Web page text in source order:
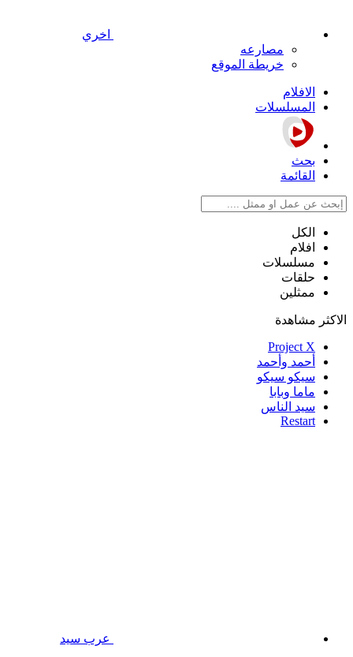
اخري
مصارعه
خريطة الموقع
الافلام
المسلسلات
بحث
القائمة
الكل
افلام
مسلسلات
حلقات
ممثلين
الاكثر مشاهدة
Project X
أحمد وأحمد
سيكو سيكو
ماما وبابا
سيد الناس
Restart
عرب سيد